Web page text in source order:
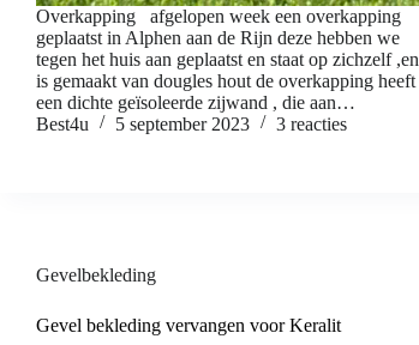
Overkapping afgelopen week een overkapping
geplaatst in Alphen aan de Rijn deze hebben we
tegen het huis aan geplaatst en staat op zichzelf ,en
is gemaakt van dougles hout de overkapping heeft
een dichte geïsoleerde zijwand , die aan…
Best4u
5 september 2023 3 reacties
Gevelbekleding
Gevel bekleding vervangen voor Keralit